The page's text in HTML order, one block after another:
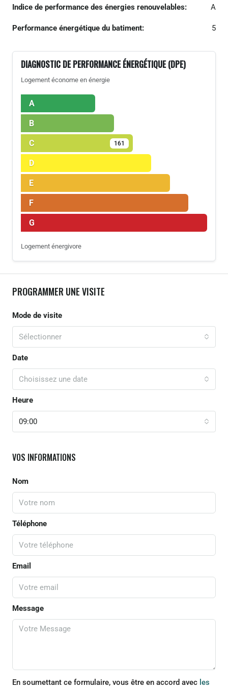
Indice de performance des énergies renouvelables: A
Performance énergétique du batiment: 5
DIAGNOSTIC DE PERFORMANCE ÉNERGÉTIQUE (DPE)
Logement économe en énergie
A
B
C 161
D
E
F
G
Logement énergivore
PROGRAMMER UNE VISITE
Mode de visite
Sélectionner
Date
Choisissez une date
Heure
09:00
VOS INFORMATIONS
Nom
Téléphone
Email
Message
En soumettant ce formulaire, vous être en accord avec les